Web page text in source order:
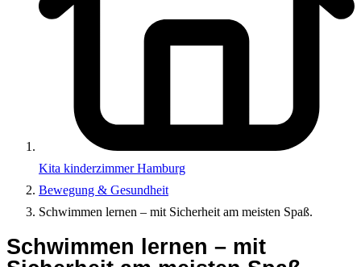
Kita kinderzimmer Hamburg
Bewegung & Gesundheit
Schwimmen lernen – mit Sicherheit am meisten Spaß.
Schwimmen lernen – mit